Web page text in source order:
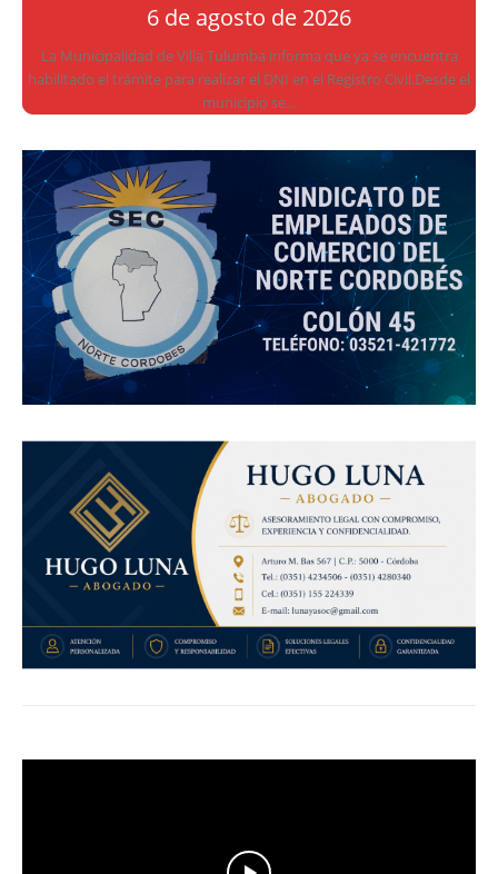
6 de agosto de 2026
La Municipalidad de Villa Tulumba informa que ya se encuentra
habilitado el trámite para realizar el DNI en el Registro Civil.Desde el
municipio se...